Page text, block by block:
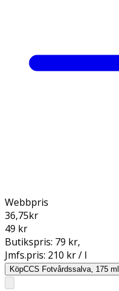
Webbpris
36,75kr
49 kr
Butikspris: 79 kr,
Jmfs.pris: 210 kr / l
KöpCCS Fotvårdssalva, 175 ml